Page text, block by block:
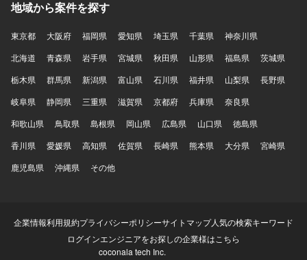
地域から案件を探す
東京都 大阪府 福岡県 愛知県 埼玉県 千葉県
神奈川県
北海道
青森県 岩手県 宮城県 秋田県 山形県 福島県
茨城県
栃木県
群馬県 新潟県 富山県 石川県 福井県 山梨県
長野県
岐阜県
静岡県 三重県 滋賀県 京都府 兵庫県
奈良県
和歌山県
鳥取県 島根県 岡山県 広島県 山口県
徳島県
香川県
愛媛県 高知県 佐賀県 長崎県 熊本県 大分県
宮崎県
鹿児島県
沖縄県 その他
企業情報利用規約プライバシーポリシーサイトマップ人気の検索キーワード
ログインエンジニアをお探しの企業様はこちら
coconala tech Inc.